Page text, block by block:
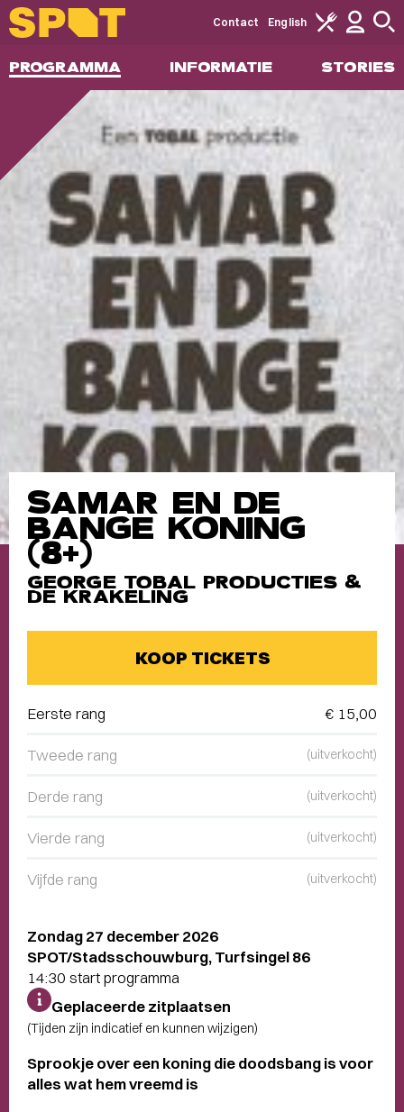
PROGRAMMA INFORMATIE STORIES
Contact English
SAMAR EN DE
BANGE KONING
(8+)
GEORGE TOBAL PRODUCTIES &
DE KRAKELING
Zondag 27 december 2026
SPOT/Stadsschouwburg, Turfsingel 86
14:30 start programma
Geplaceerde zitplaatsen
(Tijden zijn indicatief en kunnen wijzigen)
Sprookje over een koning die doodsbang is voor
alles wat hem vreemd is
KOOP TICKETS
Eerste rang € 15,00
Tweede rang (uitverkocht)
Derde rang (uitverkocht)
Vierde rang (uitverkocht)
Vijfde rang (uitverkocht)